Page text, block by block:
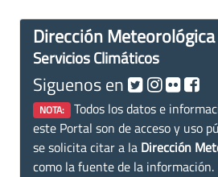
Dirección
Servicios Climáticos
Siguenos en
NOTA: Todos los datos e
este Portal son de acceso y uso
se solicita citar a la Dirección
como la fuente de la información.